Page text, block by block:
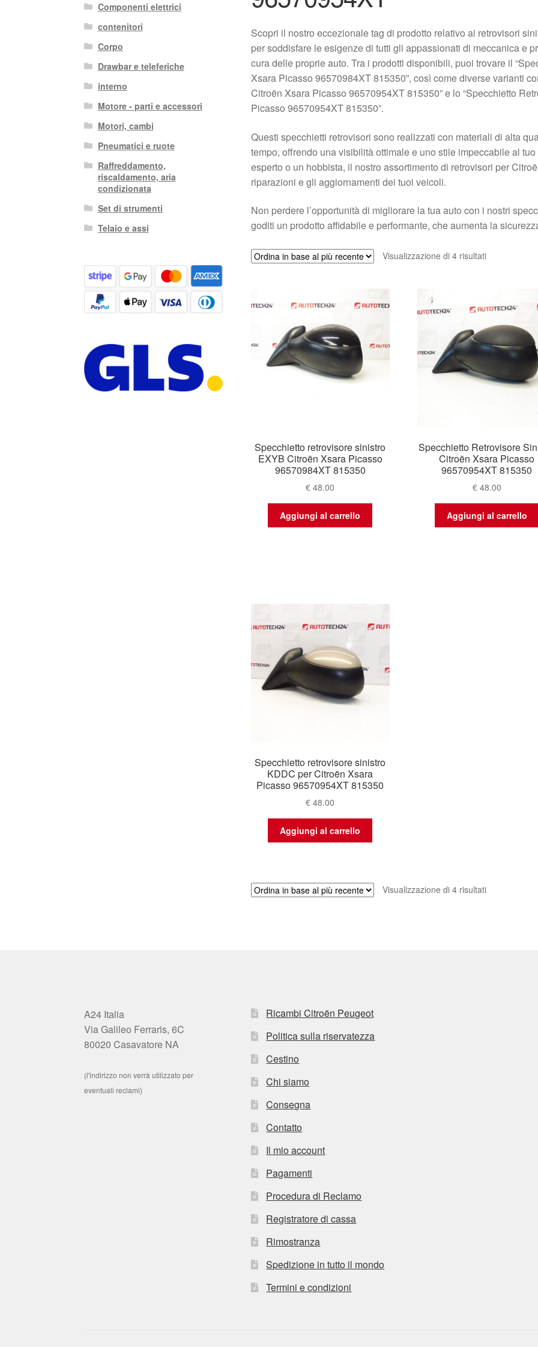
Scopri il nostro eccezionale tag di prodotto relativo ai retrovisori
per soddisfare le esigenze di tutti gli appassionati di meccanica e
cura delle proprie auto. Tra i prodotti disponibili, puoi trovare il
Xsara Picasso 96570984XT 815350”, così come diverse varianti
Citroën Xsara Picasso 96570954XT 815350” e lo “Specchietto
Picasso 96570954XT 815350”.
Questi specchietti retrovisori sono realizzati con materiali di alta
tempo, offrendo una visibilità ottimale e uno stile impeccabile al
esperto o un hobbista, il nostro assortimento di retrovisori per
riparazioni e gli aggiornamenti dei tuoi veicoli.
Non perdere l’opportunità di migliorare la tua auto con i nostri
goditi un prodotto affidabile e performante, che aumenta la
Visualizzazione di 4 risultatiOrdina
più
Specchietto retrovisore sinistro
EXYB Citroën Xsara Picasso
96570984XT 815350
€ 48.00
Aggiungi al carrello
Specchietto Retrovisore
Citroën Xsara Picasso
96570954XT 815350
€48.00
Aggiungi al carrello
Specchietto retrovisore sinistro
KDDC per Citroën Xsara
Picasso 96570954XT 815350
€ 48.00
Aggiungi al carrello
Visualizzazione di 4 risultatiOrdina
Componenti elettrici
contenitori
Corpo
Drawbar e teleferiche
interno
Motore - parti e accessori
Motori, cambi
Pneumatici e ruote
Raffreddamento,
riscaldamento, aria
condizionata
Set di strumenti
Telaio e assi
A24 Italia
Via Galileo Ferraris, 6C
80020 Casavatore NA
(l'indirizzo non verrà utilizzato per
eventuali reclami)
Ricambi Citroën Peugeot
Politica sulla riservatezza
Cestino
Chi siamo
Consegna
Contatto
Il mio account
Pagamenti
Procedura di Reclamo
Registratore di cassa
Rimostranza
Spedizione in tutto il mondo
Termini e condizioni